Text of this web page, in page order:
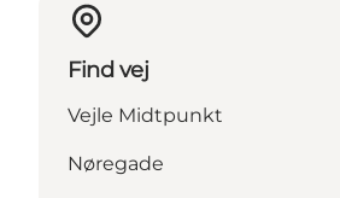
Find vej
Vejle Midtpunkt
Nøregade